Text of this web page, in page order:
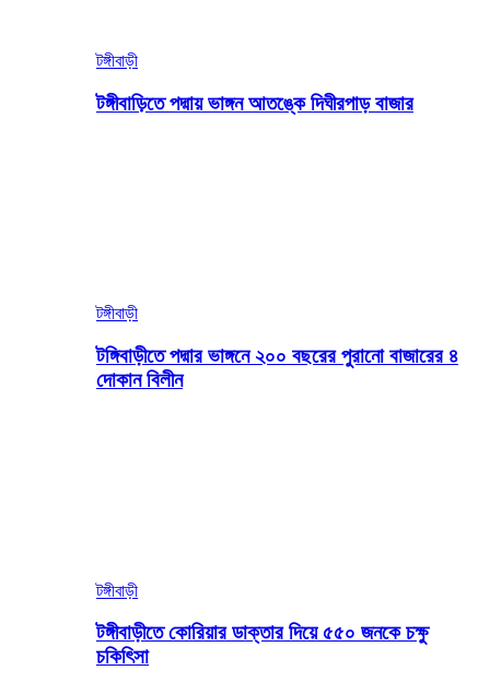
টঙ্গীবাড়ী
টঙ্গীবাড়িতে পদ্মায় ভাঙ্গন আতঙ্কে দিঘীরপাড় বাজার
টঙ্গীবাড়ী
টঙ্গিবাড়ীতে পদ্মার ভাঙ্গনে ২০০ বছরের পুরানো বাজারের ৪
দোকান বিলীন
টঙ্গীবাড়ী
টঙ্গীবাড়ীতে কোরিয়ার ডাক্তার দিয়ে ৫৫০ জনকে চক্ষু
চকিৎিসা